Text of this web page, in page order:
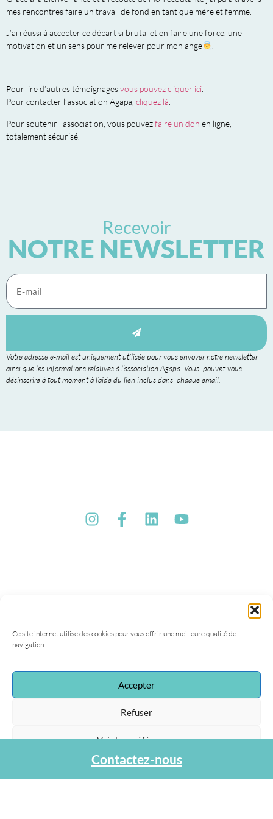
Ce site internet utilise des cookies pour vous offrir une meilleure qualité de
navigation.
Accepter
Refuser
Voir les préférences
Protection des données personnelles
mes rencontres faire un travail de fond en tant que mère et femme.
J’ai réussi à accepter ce départ si brutal et en faire une force, une
motivation et un sens pour me relever pour mon ange
Pour lire d’autres témoignagesvous pouvez cliquer ici
Pour contacter l’association Agapa, cliquez là
Pour soutenir l’association, vous pouvezfaire un don en ligne,
totalement sécurisé.
Recevoir
NOTRE NEWSLETTER
Votre adresse e-mail est uniquement utilisée pour vous envoyer notre newsletter
ainsi que les informations relatives à l’association Agapa. Vous pouvez vous
désinscrire à tout moment à l’aide du lien inclus dans chaque email.
Association Agapa
47, rue de la Procession
Tel : 01 40 45 06 36
Contactez-nous